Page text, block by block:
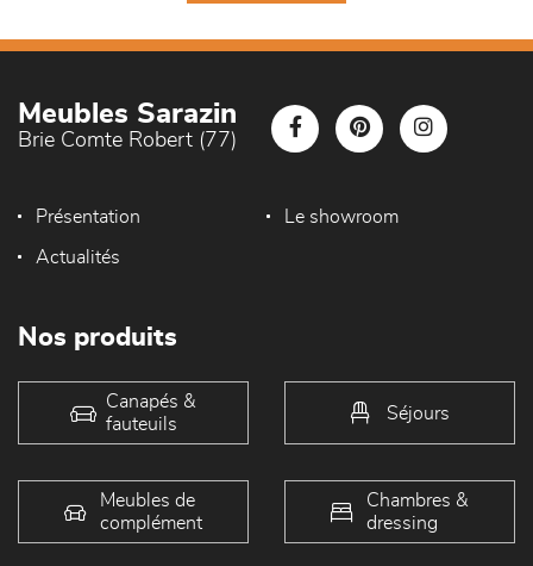
Meubles Sarazin
Brie Comte Robert (77)
Présentation Le showroom
Actualités
Nos produits
Canapés &
fauteuils
Séjours
Meubles de
complément
Chambres &
dressing